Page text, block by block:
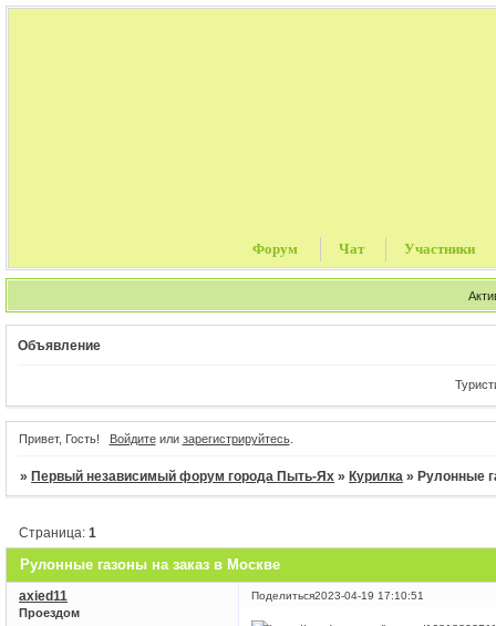
Форум Чат Участники
Объявление
Привет, Гость! Войдитеили зарегистрируйтесь.
»Первый независимый форум города Пыть-Ях »Курилка »Рулонные
Рулонные газоны на заказ в Москве
Страница:1
Поделиться2023-04-19 17:10:51
axied11
Проездом